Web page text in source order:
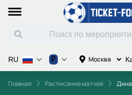
Москва
RU ₽
Главная Расписание матчей